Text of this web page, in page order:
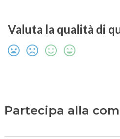
Valuta la qualità di
Partecipa alla